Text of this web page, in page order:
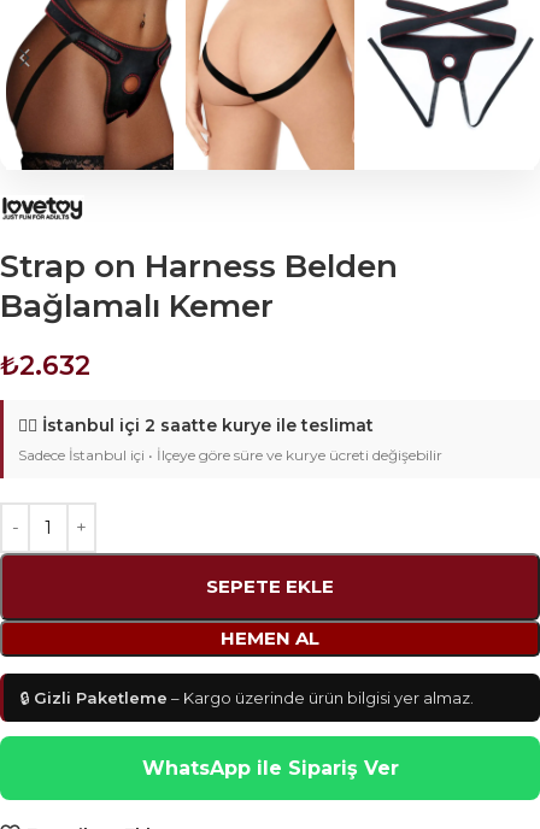
Strap on Harness Belden
Bağlamalı Kemer
₺2.632
🚴‍♂️ İstanbul içi 2 saatte kurye ile teslimat
Sadece İstanbul içi • İlçeye göre süre ve kurye ücreti değişebilir
SEPETE EKLE
HEMEN AL
🔒 Gizli Paketleme – Kargo üzerinde ürün bilgisi yer almaz.
WhatsApp ile Sipariş Ver